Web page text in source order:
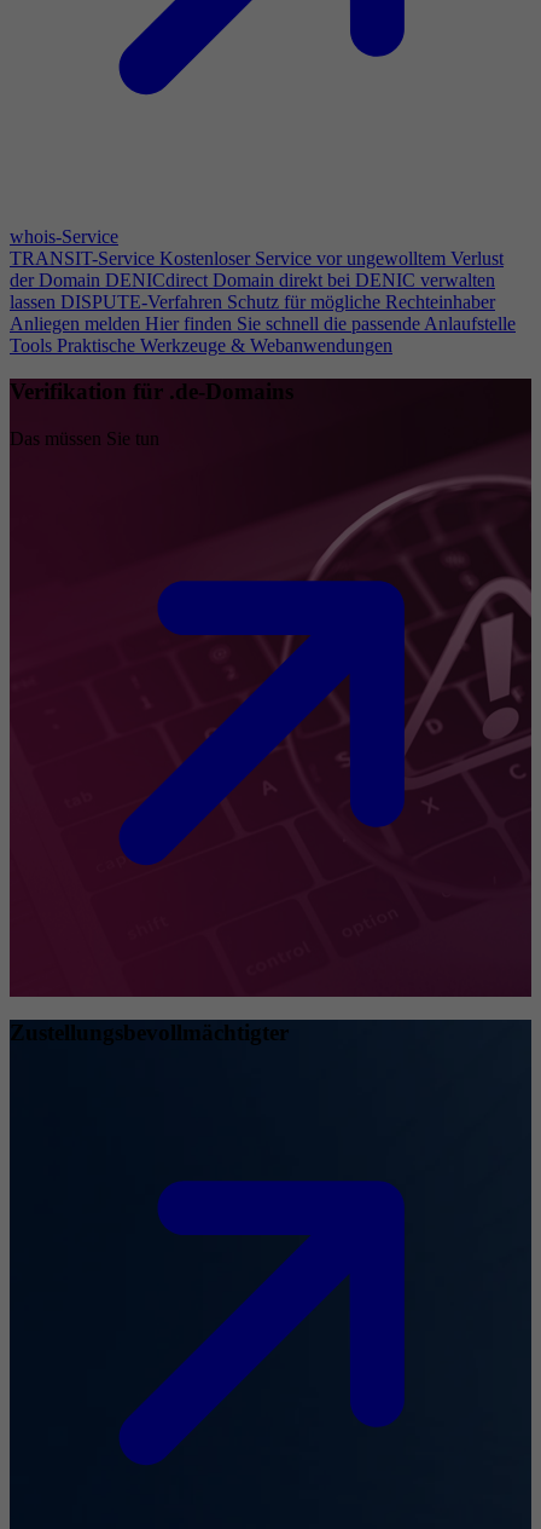
whois-Service
TRANSIT-Service Kostenloser Service vor ungewolltem Verlust
der Domain DENICdirect Domain direkt bei DENIC verwalten
lassen DISPUTE-Verfahren Schutz für mögliche Rechteinhaber
Anliegen melden Hier finden Sie schnell die passende Anlaufstelle
Tools Praktische Werkzeuge & Webanwendungen
Verifikation für .de-Domains
Das müssen Sie tun
Zustellungsbevollmächtigter